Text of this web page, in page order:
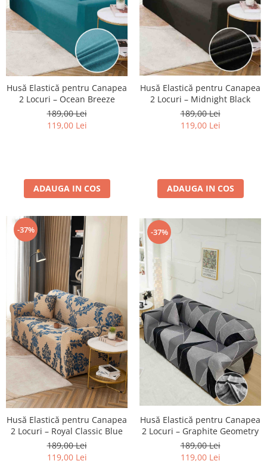
Husă Elastică pentru Canapea
2 Locuri – Ocean Breeze
189,00 Lei
119,00 Lei
ADAUGA IN COS
Husă Elastică pentru Canapea
2 Locuri – Midnight Black
189,00 Lei
119,00 Lei
ADAUGA IN COS
-37%
Husă Elastică pentru Canapea
2 Locuri – Royal Classic Blue
189,00 Lei
119,00 Lei
-37%
Husă Elastică pentru Canapea
2 Locuri – Graphite Geometry
189,00 Lei
119,00 Lei